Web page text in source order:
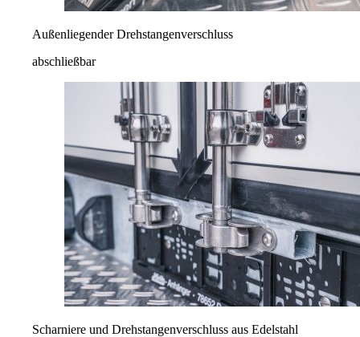
Außenliegender Drehstangenverschluss
abschließbar
Scharniere und Drehstangenverschluss aus Edelstahl